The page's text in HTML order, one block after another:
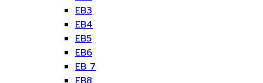
EB3
EB4
EB5
EB6
EB 7